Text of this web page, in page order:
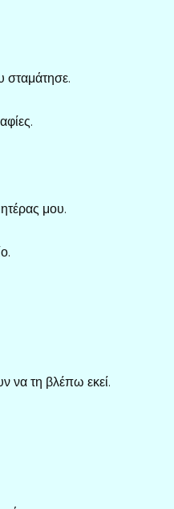
σταμάτησε.
μου.
να τη βλέπω εκεί.